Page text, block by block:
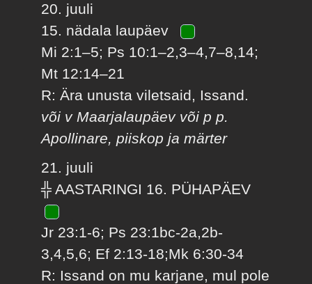
20. juuli
15. nädala laupäev
Mi 2:1–5; Ps 10:1–2,3–4,7–8,14;
Mt 12:14–21
R: Ära unusta viletsaid, Issand.
või v Maarjalaupäev või p p.
Apollinare, piiskop ja märter
21. juuli
╬ AASTARINGI 16. PÜHAPÄEV
Jr 23:1-6; Ps 23:1bc-2a,2b-
3,4,5,6; Ef 2:13-18;Mk 6:30-34
R: Issand on mu karjane, mul pole